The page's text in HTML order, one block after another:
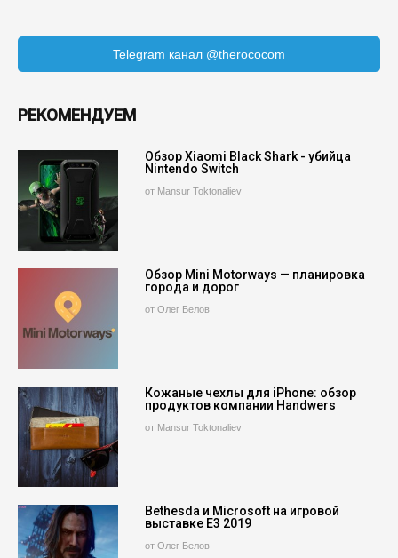
Telegram канал @therococom
РЕКОМЕНДУЕМ
Обзор Xiaomi Black Shark - убийца
Nintendo Switch
от Mansur Toktonaliev
Обзор Mini Motorways — планировка
города и дорог
от Олег Белов
Кожаные чехлы для iPhone: обзор
продуктов компании Handwers
от Mansur Toktonaliev
Bethesda и Microsoft на игровой
выставке E3 2019
от Олег Белов